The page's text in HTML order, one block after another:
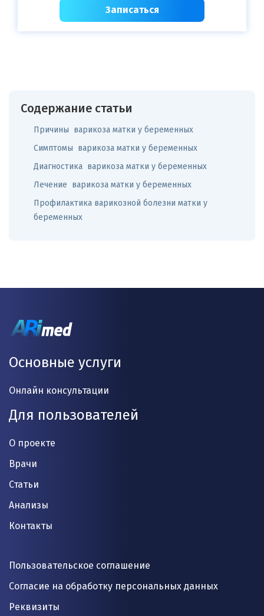
Записаться
Содержание статьи
Причины варикоза матки у беременных
Симптомы варикоза матки у беременных
Диагностика варикоза матки у беременных
Лечение варикоза матки у беременных
Профилактика варикозной болезни матки у
беременных
Основные услуги
Онлайн консультации
Для пользователей
О проекте
Врачи
Статьи
Анализы
Контакты
Пользовательское соглашение
Согласие на обработку персональных данных
Реквизиты